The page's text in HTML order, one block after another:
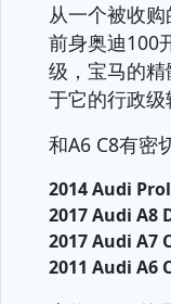
从一个被收
前身奥迪100
级，宝马的
于它的行政级
和A6 C8有密
2014 Audi
2017 Audi A8
2017 Audi A7
2011 Audi A6